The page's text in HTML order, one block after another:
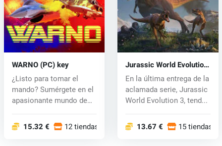
WARNO (PC) key
¿Listo para tomar el
mando? Sumérgete en el
apasionante mundo de
15.32 € 12 tiendas
Jurassic World Evolution
3 (PC) key
En la última entrega de la
aclamada serie, Jurassic
World Evolution 3, tend...
13.67 € 15 tiendas